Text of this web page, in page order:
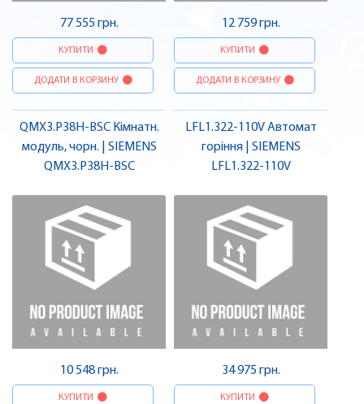
77 555 грн.
КУПИТИ
ДОДАТИ В КОРЗИНУ
12 759 грн.
КУПИТИ
ДОДАТИ В КОРЗИНУ
QMX3.P38H-BSC Кімнатн.
модуль, чорн. | SIEMENS
QMX3.P38H-BSC
10 548 грн.
КУПИТИ
LFL1.322-110V Автомат
горіння | SIEMENS
LFL1.322-110V
34 975 грн.
КУПИТИ